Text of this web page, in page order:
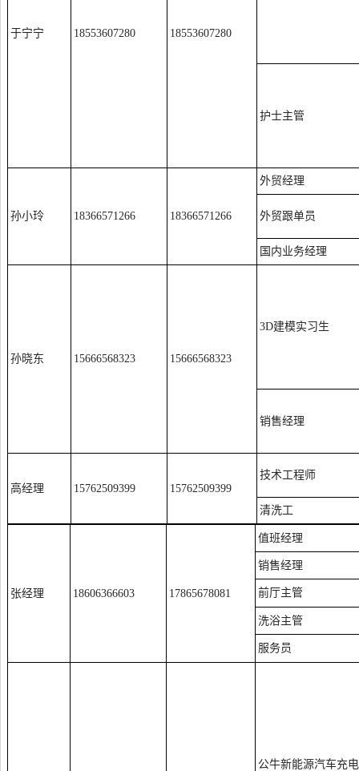
于宁宁 18553607280 18553607280
护士主管
孙小玲 18366571266 18366571266
外贸经理
外贸跟单员
国内业务经理
孙晓东 15666568323 15666568323
3D建模实习生
销售经理
高经理 15762509399 15762509399
技术工程师
清洗工
张经理 18606366603 17865678081
值班经理
销售经理
前厅主管
洗浴主管
服务员
公牛新能源汽车充